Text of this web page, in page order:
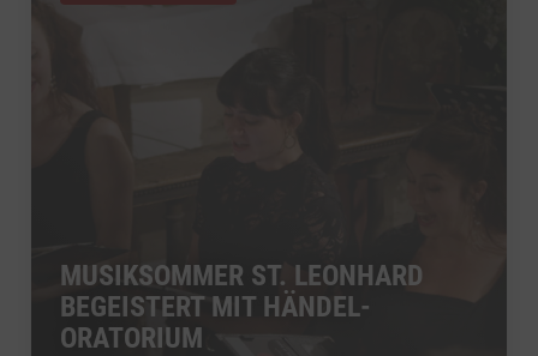
MUSIKSOMMER ST. LEONHARD
BEGEISTERT MIT HÄNDEL-
ORATORIUM